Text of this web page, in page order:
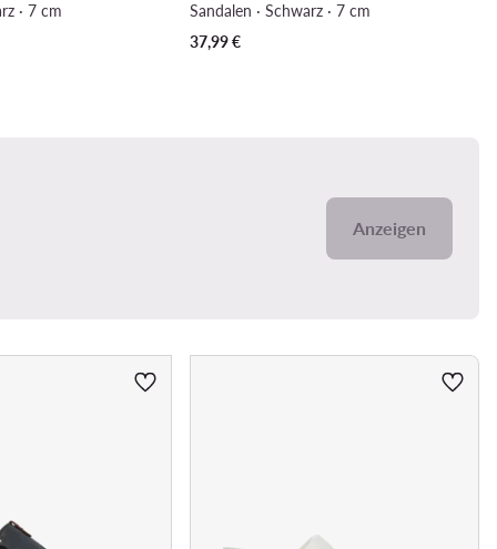
· 7 cm
Sandalen · Schwarz · 7 cm
37,99€
Anzeigen